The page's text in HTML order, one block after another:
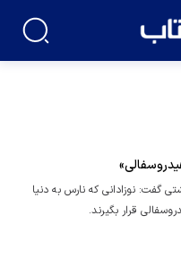
گفت: نوزادانی که نارس به دنیا
قرار بگیرند.